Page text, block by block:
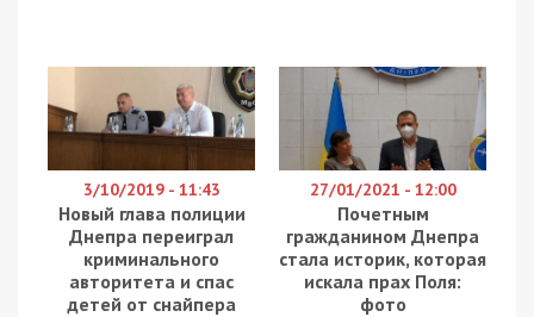
3/10/2019 - 11:43
Новый глава полиции
Днепра переиграл
криминального
авторитета и спас
детей от снайпера
27/01/2021 - 12:00
Почетным
гражданином Днепра
стала историк, которая
искала прах Поля:
фото